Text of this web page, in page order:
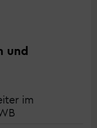
und
im